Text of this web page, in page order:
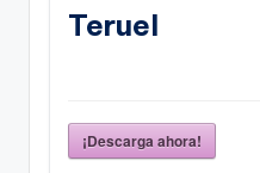
Teruel
¡Descarga ahora!